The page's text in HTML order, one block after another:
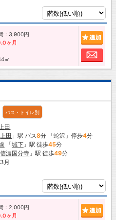
：3,900円
ヶ月
㎡
お
バス・トイレ別
上田
上田 」駅 バス8分 「蛇沢」停歩4分
「城下 」駅 徒歩45分
信濃国分寺 」駅 徒歩49分
月
：2,000円
ヶ月